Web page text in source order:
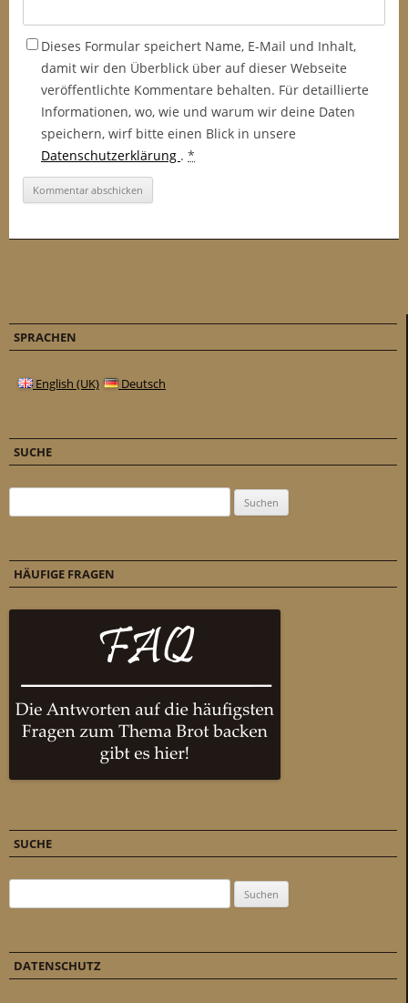
Dieses Formular speichert Name, E-Mail und Inhalt,
damit wir den Überblick über auf dieser Webseite
veröffentlichte Kommentare behalten. Für detaillierte
Informationen, wo, wie und warum wir deine Daten
speichern, wirf bitte einen Blick in unsere
Datenschutzerklärung . *
SPRACHEN
English (UK) Deutsch
SUCHE
HÄUFIGE FRAGEN
SUCHE
DATENSCHUTZ